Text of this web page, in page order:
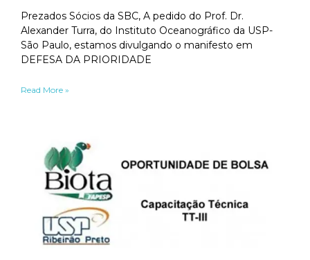
Prezados Sócios da SBC, A pedido do Prof. Dr.
Alexander Turra, do Instituto Oceanográfico da USP-
São Paulo, estamos divulgando o manifesto em
DEFESA DA PRIORIDADE
Read More »